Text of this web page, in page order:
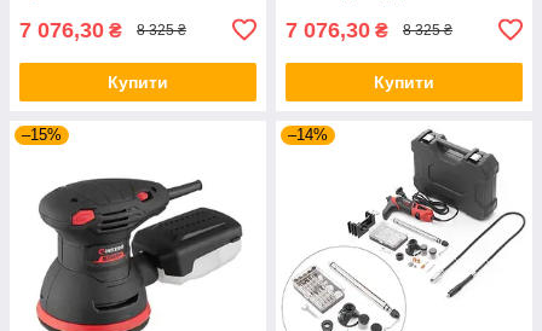
7 076,30 ₴ 8 325 ₴
Купити
7 076,30 ₴ 8 325 ₴
Купити
–15% –14%